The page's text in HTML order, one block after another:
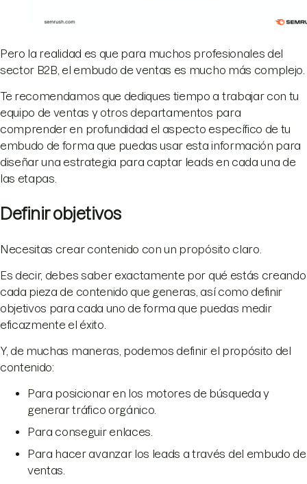
Pero la realidad es que para muchos profesionales del
sector B2B, el embudo de ventas es mucho más complejo.
Te recomendamos que dediques tiempo a trabajar con tu
equipo de ventas y otros departamentos para
comprender en profundidad el aspecto específico de tu
embudo de forma que puedas usar esta información para
diseñar una estrategia para captar leads en cada una de
las etapas.
Definir objetivos
Necesitas crear contenido con un propósito claro.
Es decir, debes saber exactamente por qué estás creando
cada pieza de contenido que generas, así como definir
objetivos para cada uno de forma que puedas medir
eficazmente el éxito.
Y, de muchas maneras, podemos definir el propósito del
contenido:
Para posicionar en los motores de búsqueda y
generar tráfico orgánico.
Para conseguir enlaces.
Para hacer avanzar los leads a través del embudo de
ventas.